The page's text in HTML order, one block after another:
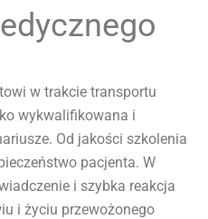
w trakcie transportu
wykwalifikowana i
Od jakości szkolenia
pacjenta. W
i szybka reakcja
i życiu przewożonego